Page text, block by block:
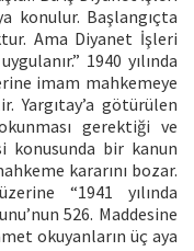
konulur. Başlangıçta
Ama Diyanet İşleri
1940 yılında
imam mahkemeye
Yargıtay’a götürülen
gerektiği ve
konusunda bir kanun
kararını bozar.
“1941 yılında
526. Maddesine
okuyanların üç aya